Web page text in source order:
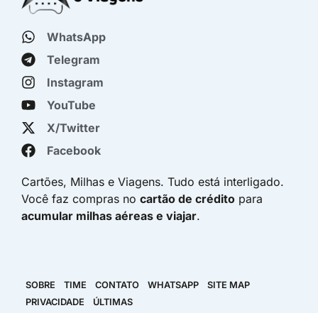
WhatsApp
Telegram
Instagram
YouTube
X/Twitter
Facebook
Cartões, Milhas e Viagens. Tudo está interligado.
Você faz compras no cartão de crédito para
acumular milhas aéreas e viajar.
SOBRE TIME CONTATO WHATSAPP
SITE MAP
PRIVACIDADE
ÚLTIMAS